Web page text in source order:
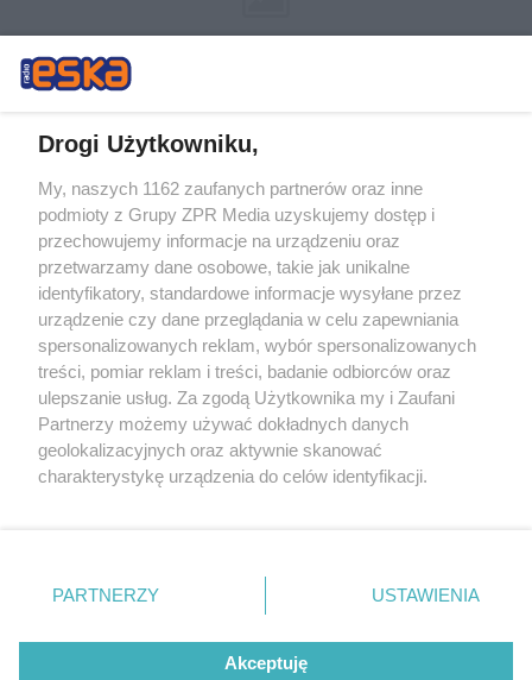
Żaden utwór zamieszczony w serwisie nie może być powielany i
rozpowszechniany lub dalej rozpowszechniany w jakikolwiek sposób (w
tym także elektroniczny lub mechaniczny) na jakimkolwiek polu
eksploatacji w jakiejkolwiek formie, włącznie z umieszczaniem w
Internecie bez pisemnej zgody właściciela praw. Jakiekolwiek użycie lub
wykorzystanie utworów w całości lub w części z naruszeniem prawa,
tzn. bez właściwej zgody, jest zabronione pod groźbą kary i może być
ścigane prawnie.
© 2026 Grupa ZPR Media
Drogi Użytkowniku,
My, naszych 1162 zaufanych partnerów oraz inne
podmioty z Grupy ZPR Media uzyskujemy dostęp i
przechowujemy informacje na urządzeniu oraz
przetwarzamy dane osobowe, takie jak unikalne
identyfikatory, standardowe informacje wysyłane przez
urządzenie czy dane przeglądania w celu zapewniania
spersonalizowanych reklam, wybór spersonalizowanych
treści, pomiar reklam i treści, badanie odbiorców oraz
ulepszanie usług. Za zgodą Użytkownika my i Zaufani
Partnerzy możemy używać dokładnych danych
geolokalizacyjnych oraz aktywnie skanować
charakterystykę urządzenia do celów identyfikacji.
zmienić/wycofać klikając przycisk ustawień prywatności
znajdujący się w lewym dolnym rogu strony
rodzaje przetwarzania danych nie wymagają zgody
użytkownika, ale masz prawo sprzeciwić się takiemu
PARTNERZY USTAWIENIA
Akceptuję